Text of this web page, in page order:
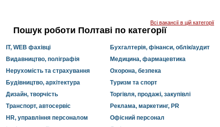
Всі вакансії в цій категорії
Пошук роботи Полтаві по категорії
IT, WEB фахівці
Бухгалтерія, фінанси, облік/аудит
Видавництво, поліграфія
Медицина, фармацевтика
Нерухомість та страхування
Охорона, безпека
Будівництво, архітектура
Туризм та спорт
Дизайн, творчість
Торгівля, продажі, закупівлі
Транспорт, автосервіс
Реклама, маркетинг, PR
HR, управління персоналом
Офісний персонал